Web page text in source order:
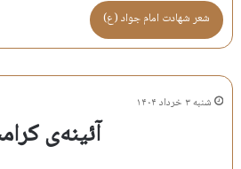
شعر شهادت امام جواد (ع)
شنبه ۳ خرداد ۱۴۰۴
آئینه‌ی